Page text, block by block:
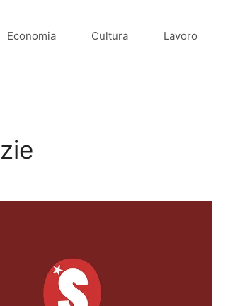
Economia Cultura Lavoro